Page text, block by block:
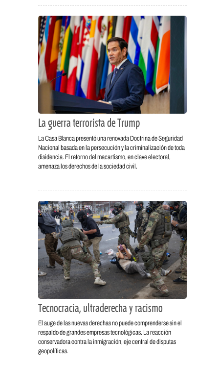
La guerra terrorista de Trump
La Casa Blanca presentó una renovada Doctrina de Seguridad
Nacional basada en la persecución y la criminalización de toda
disidencia. El retorno del macartismo, en clave electoral,
amenaza los derechos de la sociedad civil.
Tecnocracia, ultraderecha y racismo
El auge de las nuevas derechas no puede comprenderse sin el
respaldo de grandes empresas tecnológicas. La reacción
conservadora contra la inmigración, eje central de disputas
geopolíticas.